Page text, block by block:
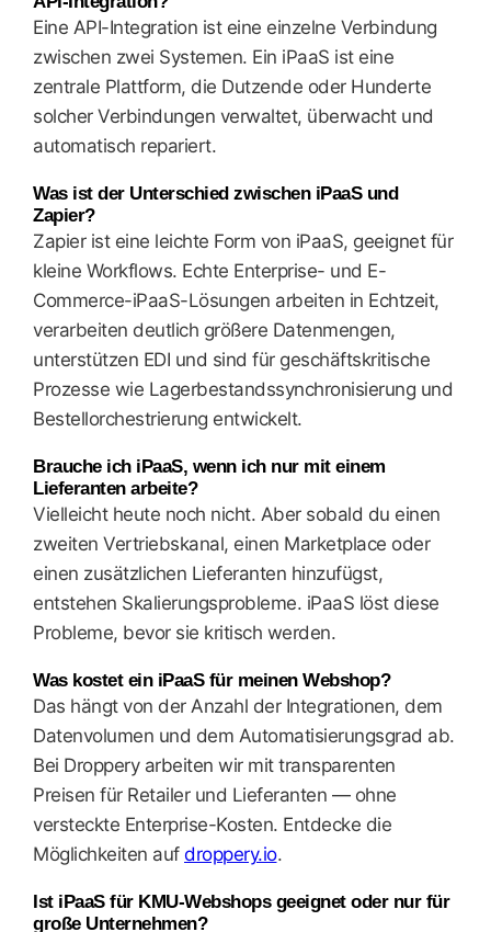
Eine API-Integration ist eine einzelne Verbindung
zwischen zwei Systemen. Ein iPaaS ist eine
zentrale Plattform, die Dutzende oder Hunderte
solcher Verbindungen verwaltet, überwacht und
automatisch repariert.
Was ist der Unterschied zwischen iPaaS und
Zapier?
Zapier ist eine leichte Form von iPaaS, geeignet für
kleine Workflows. Echte Enterprise- und E-
Commerce-iPaaS-Lösungen arbeiten in Echtzeit,
verarbeiten deutlich größere Datenmengen,
unterstützen EDI und sind für geschäftskritische
Prozesse wie Lagerbestandssynchronisierung und
Bestellorchestrierung entwickelt.
Brauche ich iPaaS, wenn ich nur mit einem
Lieferanten arbeite?
Vielleicht heute noch nicht. Aber sobald du einen
zweiten Vertriebskanal, einen Marketplace oder
einen zusätzlichen Lieferanten hinzufügst,
entstehen Skalierungsprobleme. iPaaS löst diese
Probleme, bevor sie kritisch werden.
Was kostet ein iPaaS für meinen Webshop?
Das hängt von der Anzahl der Integrationen, dem
Datenvolumen und dem Automatisierungsgrad ab.
Bei Droppery arbeiten wir mit transparenten
Preisen für Retailer und Lieferanten — ohne
versteckte Enterprise-Kosten. Entdecke die
Möglichkeiten auf droppery.io.
Ist iPaaS für KMU-Webshops geeignet oder nur für
große Unternehmen?